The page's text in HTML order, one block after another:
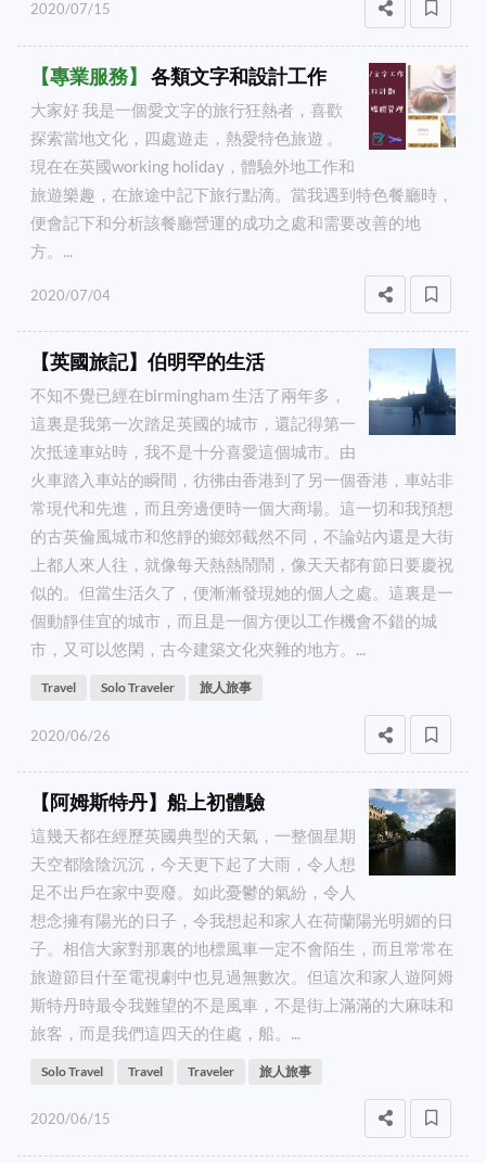
2020/07/15
【專業服務】 各類文字和設計工作
大家好 我是一個愛文字的旅行狂熱者，喜歡
探索當地文化，四處遊走，熱愛特色旅遊 。
現在在英國working holiday，體驗外地工作和
旅遊樂趣，在旅途中記下旅行點滴。當我遇到特色餐廳時，
便會記下和分析該餐廳營運的成功之處和需要改善的地
方。...
2020/07/04
【英國旅記】伯明罕的生活
不知不覺已經在birmingham 生活了兩年多，
這裏是我第一次踏足英國的城市，還記得第一
次抵達車站時，我不是十分喜愛這個城市。由
火車踏入車站的瞬間，彷彿由香港到了另一個香港，車站非
常現代和先進，而且旁邊便時一個大商場。這一切和我預想
的古英倫風城市和悠靜的鄉郊截然不同，不論站內還是大街
上都人來人往，就像每天熱熱鬧鬧，像天天都有節日要慶祝
似的。但當生活久了，便漸漸發現她的個人之處。這裏是一
個動靜佳宜的城市，而且是一個方便以工作機會不錯的城
市，又可以悠閑，古今建築文化夾雜的地方。...
Travel Solo Traveler 旅人旅事
2020/06/26
【阿姆斯特丹】船上初體驗
這幾天都在經歷英國典型的天氣，一整個星期
天空都陰陰沉沉，今天更下起了大雨，令人想
足不出戶在家中耍廢。如此憂鬱的氣紛，令人
想念擁有陽光的日子，令我想起和家人在荷蘭陽光明媚的日
子。相信大家對那裏的地標風車一定不會陌生，而且常常在
旅遊節目什至電視劇中也見過無數次。但這次和家人遊阿姆
斯特丹時最令我難望的不是風車，不是街上滿滿的大麻味和
旅客，而是我們這四天的住處，船。...
Solo Travel Travel Traveler 旅人旅事
2020/06/15